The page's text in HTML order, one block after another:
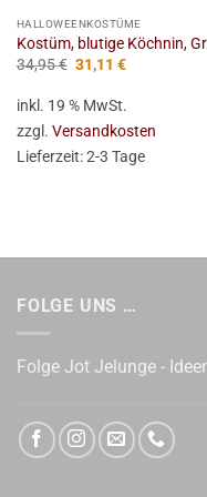
HALLOWEENKOSTÜME
Kostüm, blutige Köchnin,
34,95€ Ursprünglicher
Preis
34,95 €
31,11 €Aktueller
31,11 €.
inkl. 19 % MwSt.
zzgl. Versandkosten
Lieferzeit:2-3 Tage
FOLGE UNS …
Folge Jot Jelunge -